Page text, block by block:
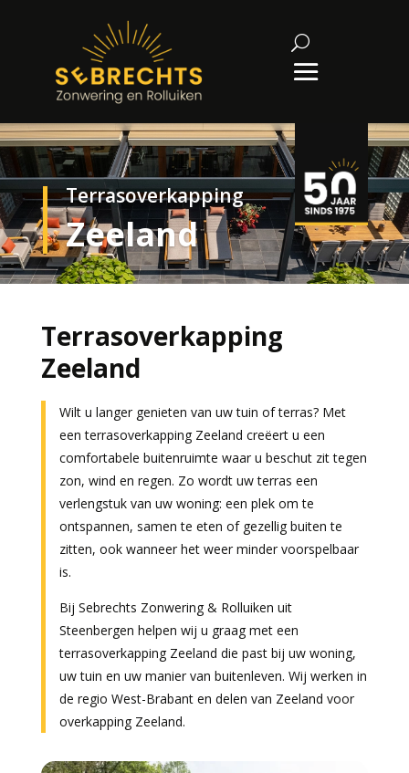
Terrasoverkapping
Zeeland
Terrasoverkapping
Zeeland
Wilt u langer genieten van uw tuin of terras? Met
een terrasoverkapping Zeeland creëert u een
comfortabele buitenruimte waar u beschut zit tegen
zon, wind en regen. Zo wordt uw terras een
verlengstuk van uw woning: een plek om te
ontspannen, samen te eten of gezellig buiten te
zitten, ook wanneer het weer minder voorspelbaar
is.
Bij Sebrechts Zonwering & Rolluiken uit
Steenbergen helpen wij u graag met een
terrasoverkapping Zeeland die past bij uw woning,
uw tuin en uw manier van buitenleven. Wij werken in
de regio West-Brabant en delen van Zeeland voor
overkapping Zeeland.